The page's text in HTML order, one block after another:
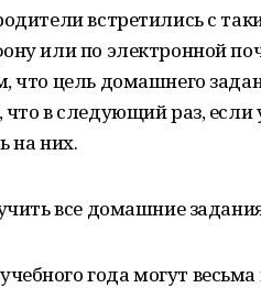
встретились с
или по электронной
что цель домашнего
в следующий раз, если
на них.
все домашние
года могут весьма